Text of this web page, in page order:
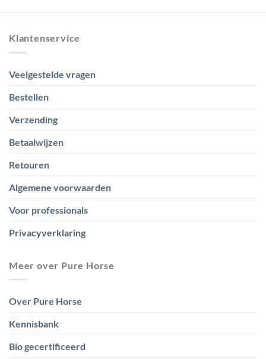
Klantenservice
Veelgestelde vragen
Bestellen
Verzending
Betaalwijzen
Retouren
Algemene voorwaarden
Voor professionals
Privacyverklaring
Meer over Pure Horse
Over Pure Horse
Kennisbank
Bio gecertificeerd